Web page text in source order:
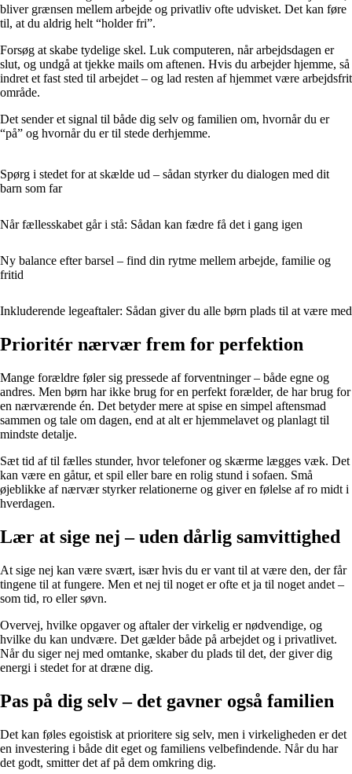
bliver grænsen mellem arbejde og privatliv ofte udvisket. Det kan føre
til, at du aldrig helt “holder fri”.
Forsøg at skabe tydelige skel. Luk computeren, når arbejdsdagen er
slut, og undgå at tjekke mails om aftenen. Hvis du arbejder hjemme, så
indret et fast sted til arbejdet – og lad resten af hjemmet være arbejdsfrit
område.
Det sender et signal til både dig selv og familien om, hvornår du er
“på” og hvornår du er til stede derhjemme.
Spørg i stedet for at skælde ud – sådan styrker du dialogen med dit
barn som far
Når fællesskabet går i stå: Sådan kan fædre få det i gang igen
Ny balance efter barsel – find din rytme mellem arbejde, familie og
fritid
Inkluderende legeaftaler: Sådan giver du alle børn plads til at være med
Prioritér nærvær frem for perfektion
Mange forældre føler sig pressede af forventninger – både egne og
andres. Men børn har ikke brug for en perfekt forælder, de har brug for
en nærværende én. Det betyder mere at spise en simpel aftensmad
sammen og tale om dagen, end at alt er hjemmelavet og planlagt til
mindste detalje.
Sæt tid af til fælles stunder, hvor telefoner og skærme lægges væk. Det
kan være en gåtur, et spil eller bare en rolig stund i sofaen. Små
øjeblikke af nærvær styrker relationerne og giver en følelse af ro midt i
hverdagen.
Lær at sige nej – uden dårlig samvittighed
At sige nej kan være svært, især hvis du er vant til at være den, der får
tingene til at fungere. Men et nej til noget er ofte et ja til noget andet –
som tid, ro eller søvn.
Overvej, hvilke opgaver og aftaler der virkelig er nødvendige, og
hvilke du kan undvære. Det gælder både på arbejdet og i privatlivet.
Når du siger nej med omtanke, skaber du plads til det, der giver dig
energi i stedet for at dræne dig.
Pas på dig selv – det gavner også familien
Det kan føles egoistisk at prioritere sig selv, men i virkeligheden er det
en investering i både dit eget og familiens velbefindende. Når du har
det godt, smitter det af på dem omkring dig.